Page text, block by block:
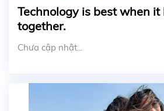
Technology is best when
together.
Chưa cập nhật...